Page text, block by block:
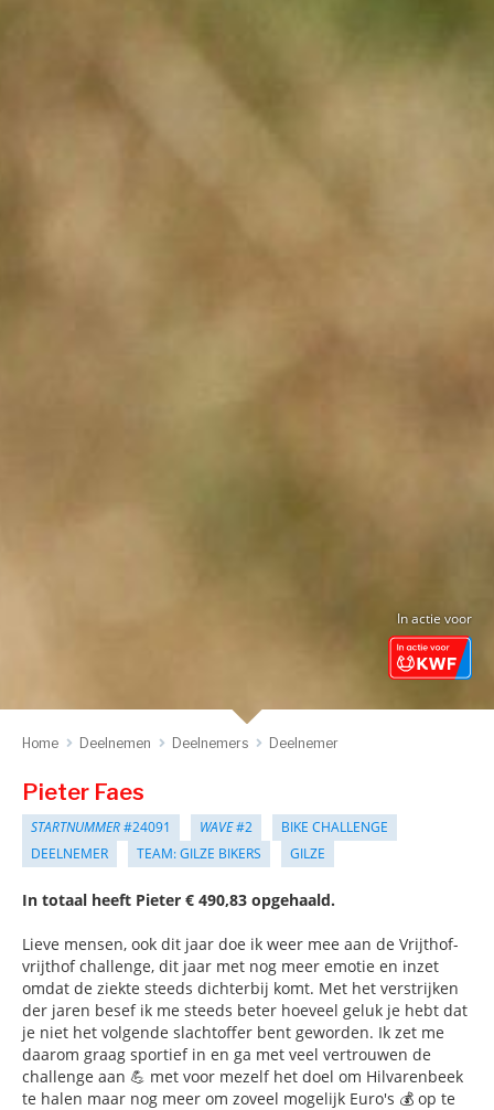
In actie voor
Home Deelnemen Deelnemers Deelnemer
Pieter Faes
STARTNUMMER#24091 WAVE#2
BIKE CHALLENGE
DEELNEMER
TEAM: GILZE BIKERS GILZE
In totaal heeft Pieter € 490,83 opgehaald.
Lieve mensen, ook dit jaar doe ik weer mee aan de Vrijthof-
vrijthof challenge, dit jaar met nog meer emotie en inzet
omdat de ziekte steeds dichterbij komt. Met het verstrijken
der jaren besef ik me steeds beter hoeveel geluk je hebt dat
je niet het volgende slachtoffer bent geworden. Ik zet me
daarom graag sportief in en ga met veel vertrouwen de
challenge aan 💪 met voor mezelf het doel om Hilvarenbeek
te halen maar nog meer om zoveel mogelijk Euro's 💰 op te